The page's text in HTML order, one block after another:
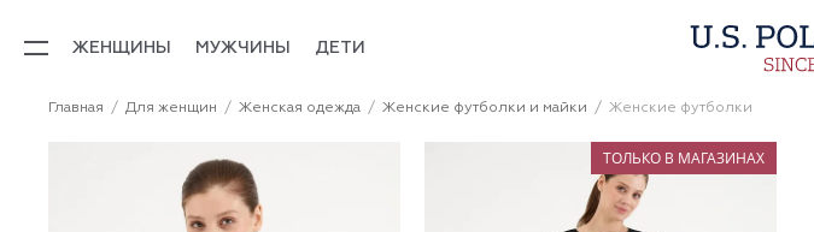
ЖЕНЩИНЫ МУЖЧИНЫ ДЕТИ
Главная Для женщин Женская одежда Женские футболки и майки Женские футболки
ТОЛЬКО В МАГАЗИНАХ